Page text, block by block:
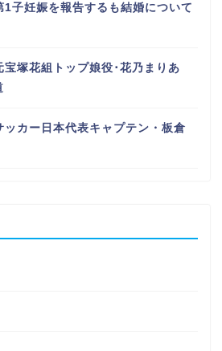
子妊娠を報告するも結婚について
塚花組トップ娘役･花乃まりあ
カー日本代表キャプテン・板倉